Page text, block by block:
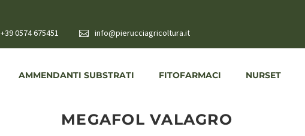
+39 0574 675451 info@pierucciagricoltura.it
AMMENDANTI SUBSTRATI FITOFARMACI NURSET
MEGAFOL VALAGRO